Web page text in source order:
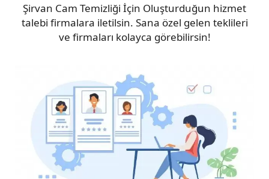
Şirvan Cam Temizliği İçin Oluşturduğun hizmet
talebi firmalara iletilsin. Sana özel gelen teklileri
ve firmaları kolayca görebilirsin!